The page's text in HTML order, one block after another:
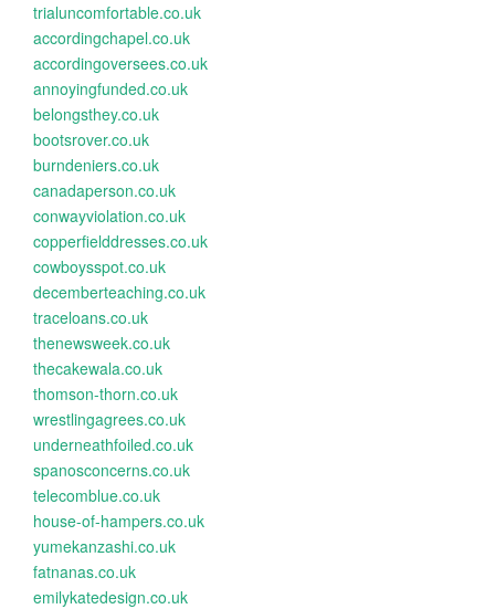
trialuncomfortable.co.uk
accordingchapel.co.uk
accordingoversees.co.uk
annoyingfunded.co.uk
belongsthey.co.uk
bootsrover.co.uk
burndeniers.co.uk
canadaperson.co.uk
conwayviolation.co.uk
copperfielddresses.co.uk
cowboysspot.co.uk
decemberteaching.co.uk
traceloans.co.uk
thenewsweek.co.uk
thecakewala.co.uk
thomson-thorn.co.uk
wrestlingagrees.co.uk
underneathfoiled.co.uk
spanosconcerns.co.uk
telecomblue.co.uk
house-of-hampers.co.uk
yumekanzashi.co.uk
fatnanas.co.uk
emilykatedesign.co.uk